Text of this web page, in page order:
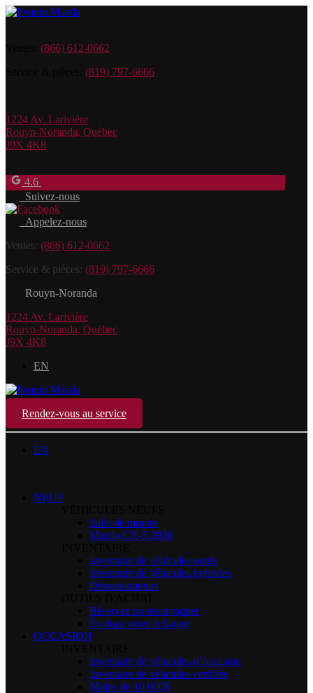
(866) 612-0662
(819) 797-6666
1224 Av. Larivière
Rouyn-Noranda, Québec
J9X 4K8
4.6
Suivez-nous
Appelez-nous
Ventes: (866) 612-0662
Service & pièces: (819) 797-6666
Rouyn-Noranda
1224 Av. Larivière
Rouyn-Noranda, Québec
J9X 4K8
EN
Rendez-vous au service
EN
NEUF
Salle de montre
Mazda CX-5 2026
Inventaire de véhicules neufs
Inventaire de véhicules hybrides
Démonstrateurs
Réservez un essai routier
Évaluez votre échange
OCCASION
Inventaire de véhicules d’occasion
Inventaire de véhciules certifiés
Moins de 10 000$